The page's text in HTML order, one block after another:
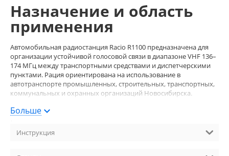
Назначение и область
применения
Автомобильная радиостанция Racio R1100 предназначена для
организации устойчивой голосовой связи в диапазоне VHF 136–
174 МГц между транспортными средствами и диспетчерскими
пунктами. Рация ориентирована на использование в
автотранспорте промышленных, строительных, транспортных,
коммунальных и охранных организаций Новосибирска.
перепрограммирования снижает вероятность ошибочных
действий со стороны водителей и обеспечивает стабильную
работу по заданной частотной сетке.
Больше
Инструкция